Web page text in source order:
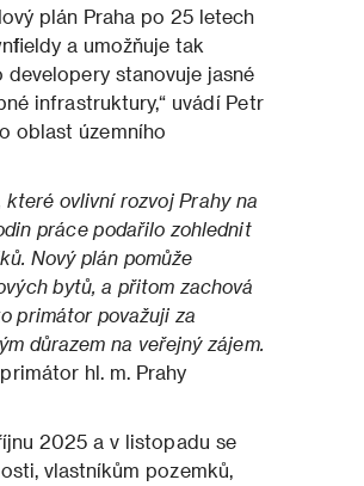
plán Praha po 25 letech
a umožňuje tak
stanovuje jasné
infrastruktury,“ uvádí Petr
oblast územního
ovlivní rozvoj Prahy na
práce podařilo zohlednit
Nový plán pomůže
bytů, a přitom zachová
primátor považuji za
důrazem na veřejný zájem.
hl. m. Prahy
2025 a v listopadu se
vlastníkům pozemků,